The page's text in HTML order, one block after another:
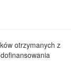
otrzymanych z